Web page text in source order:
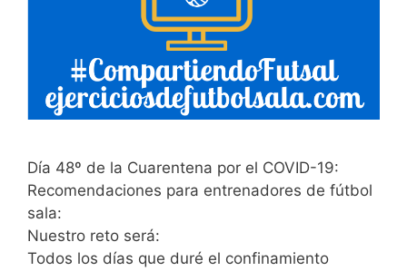
Día 48º de la Cuarentena por el COVID-19:
Recomendaciones para entrenadores de fútbol
sala:
Nuestro reto será:
Todos los días que duré el confinamiento